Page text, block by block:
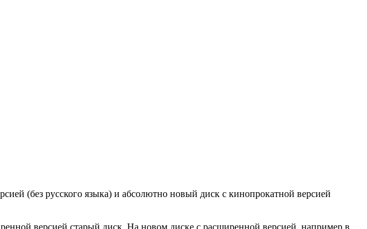
(без русского языка) и абсолютно новый диск с кинопрокатной версией
версией старый диск. На новом диске с расширенной версией, например в